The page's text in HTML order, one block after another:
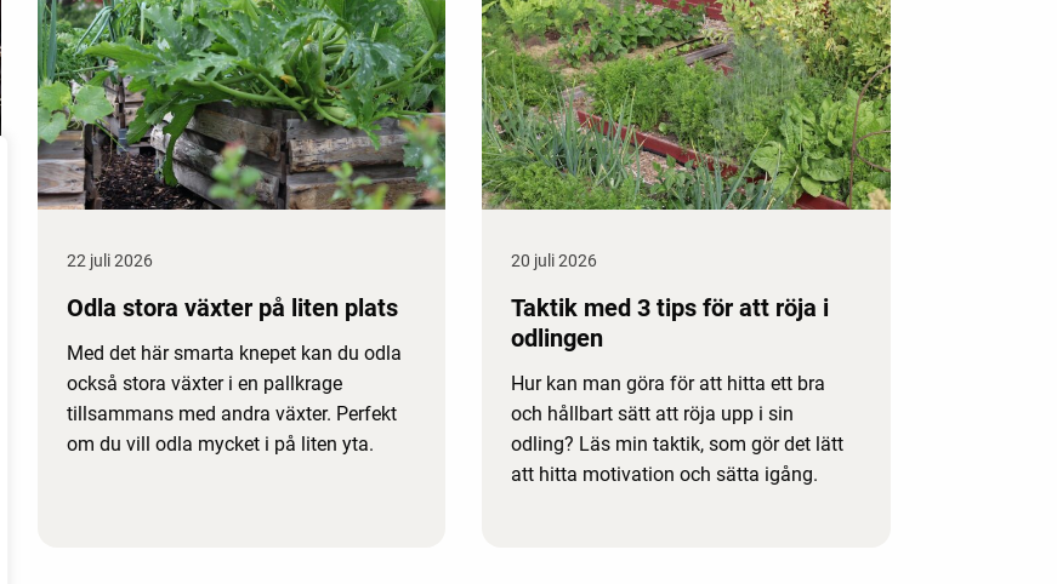
22 juli 2026
Odla stora växter på liten plats
Med det här smarta knepet kan du odla
också stora växter i en pallkrage
tillsammans med andra växter. Perfekt
om du vill odla mycket i på liten yta.
20 juli 2026
Taktik med 3 tips för att röja i
odlingen
Hur kan man göra för att hitta ett bra
och hållbart sätt att röja upp i sin
odling? Läs min taktik, som gör det lätt
att hitta motivation och sätta igång.